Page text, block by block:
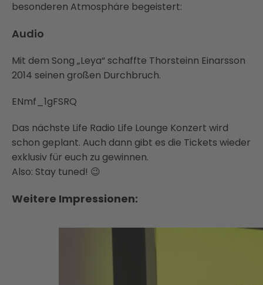
besonderen Atmosphäre begeistert:
Audio
Mit dem Song „Leya“ schaffte Thorsteinn Einarsson
2014 seinen großen Durchbruch.
ENmf_1gFSRQ
Das nächste Life Radio Life Lounge Konzert wird
schon geplant. Auch dann gibt es die Tickets wieder
exklusiv für euch zu gewinnen.
Also: Stay tuned! 😉
Weitere Impressionen: